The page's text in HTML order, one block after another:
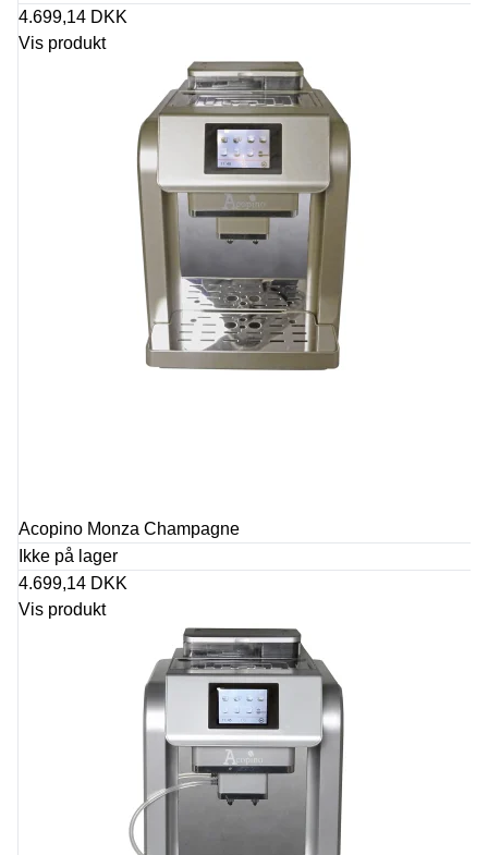
4.699,14 DKK
Vis produkt
Acopino Monza Champagne
Ikke på lager
4.699,14 DKK
Vis produkt